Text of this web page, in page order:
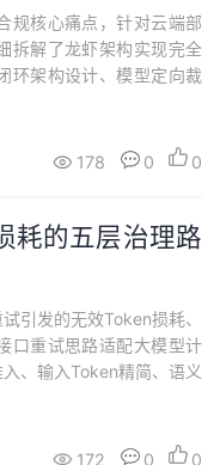
规核心痛点，针对云端部
拆解了龙虾架构实现完全
环架构设计、模型定向裁
心环节。
178 0 0
耗的五层治理路
引发的无效Token损耗、
口重试思路适配大模型计
、输入Token精简、语义
落地的优先级建议，强
。
172 0 0